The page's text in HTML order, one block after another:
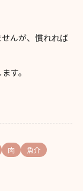
んが、慣れれば
す。
肉
魚介